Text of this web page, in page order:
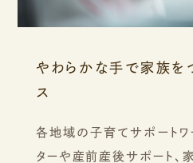
やわらかな手で家族を
ス
各地域の子育てサポートワ
ターや産前産後サポート、